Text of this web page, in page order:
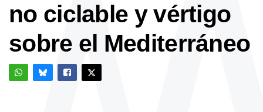
no ciclable y vértigo
sobre el Mediterráneo